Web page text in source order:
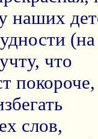
наших
(на
что
слов,